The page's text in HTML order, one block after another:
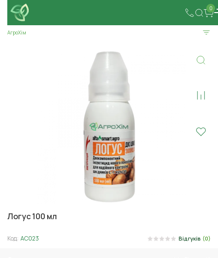
0
АгроХім
Логус 100 мл
Код: АС023 Відгуків (0)